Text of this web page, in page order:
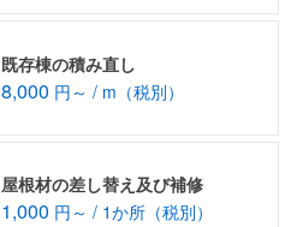
既存棟の積み直し
8,000 円～ / m（税別）
屋根材の差し替え及び補修
1,000 円～ / 1か所（税別）